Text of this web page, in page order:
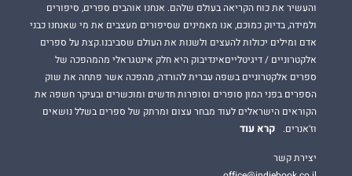
והעשיר את כוח הקריאה בעולם שלהם. אנחנו אוהבים ספרים, סיפורים
ולמידה, בדיוק כמוכם, אנו מאמינים שסיפורים מעצבים את מי שאנחנו כבני
אדם ומילים יכולות להעצים ולשנות את העולם שסביבנו.קצת על ספרים
אלקטרוניים / דיגיטלייםאינדיבוק היא חלק אינטגראלי מהמהפכה של
ספרים אלקטרוניים בשפה עברית להורדה, מהפכה אשר פתחה את שוק
הספרים בפני המון סופרים וסופרות חדשים ומוכשרים ובעיקר חשפה את
הקוראים הישראלים לעוד מבחר עצום ומרתק של ספרים בשלל נושאים
וז'אנרים.
קרא עוד
יצירת קשר